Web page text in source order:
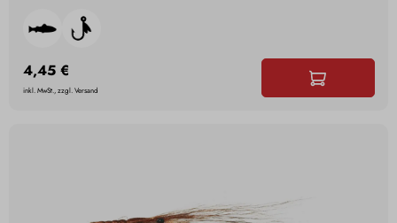
4,45 €
inkl. MwSt., zzgl. Versand